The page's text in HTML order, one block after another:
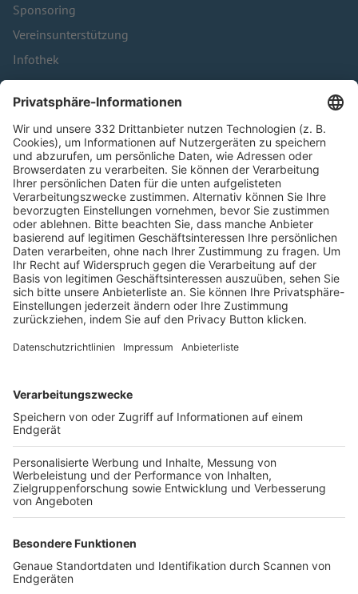
Sponsoring
Vereinsunterstützung
Infothek
Kontakt
HÄUFIG BESUCHTE SEITEN
Pässe und Vereinswechsel
Trainerausbildung
Schulungsangebot Vereinsmitarbeiter
BFV-Geschäftsstellen
Trainerbörse
Login SpielPlus
FOLGE DEM BFV
TOP-VEREINE
TOP-PARTNER